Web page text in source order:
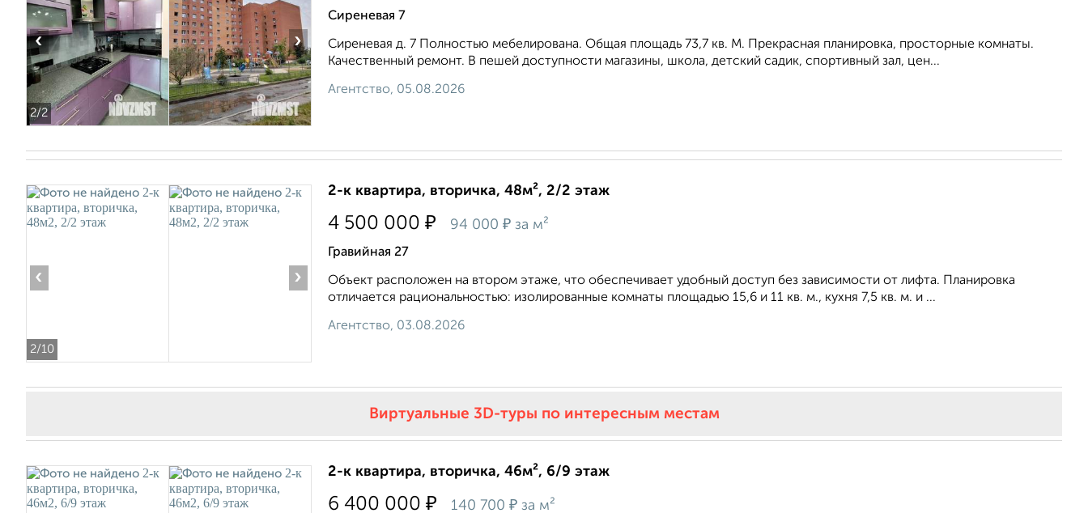
2/2
‹ ›
Сиреневая 7
Сиреневая д. 7 Полностью мебелирована. Общая площадь 73,7 кв. М. Прекрасная планировка, просторные комнаты.
Качественный ремонт. В пешей доступности магазины, школа, детский садик, спортивный зал, цен...
Агентство, 05.08.2026
2/10
‹ ›
2-к квартира, вторичка, 48м², 2/2 этаж
4 500 000 ₽ 94 000 ₽ за м²
Гравийная 27
Объект расположен на втором этаже, что обеспечивает удобный доступ без зависимости от лифта. Планировка
отличается рациональностью: изолированные комнаты площадью 15,6 и 11 кв. м., кухня 7,5 кв. м. и ...
Агентство, 03.08.2026
Виртуальные 3D-туры по интересным местам
2-к квартира, вторичка, 46м², 6/9 этаж
6 400 000 ₽ 140 700 ₽ за м²